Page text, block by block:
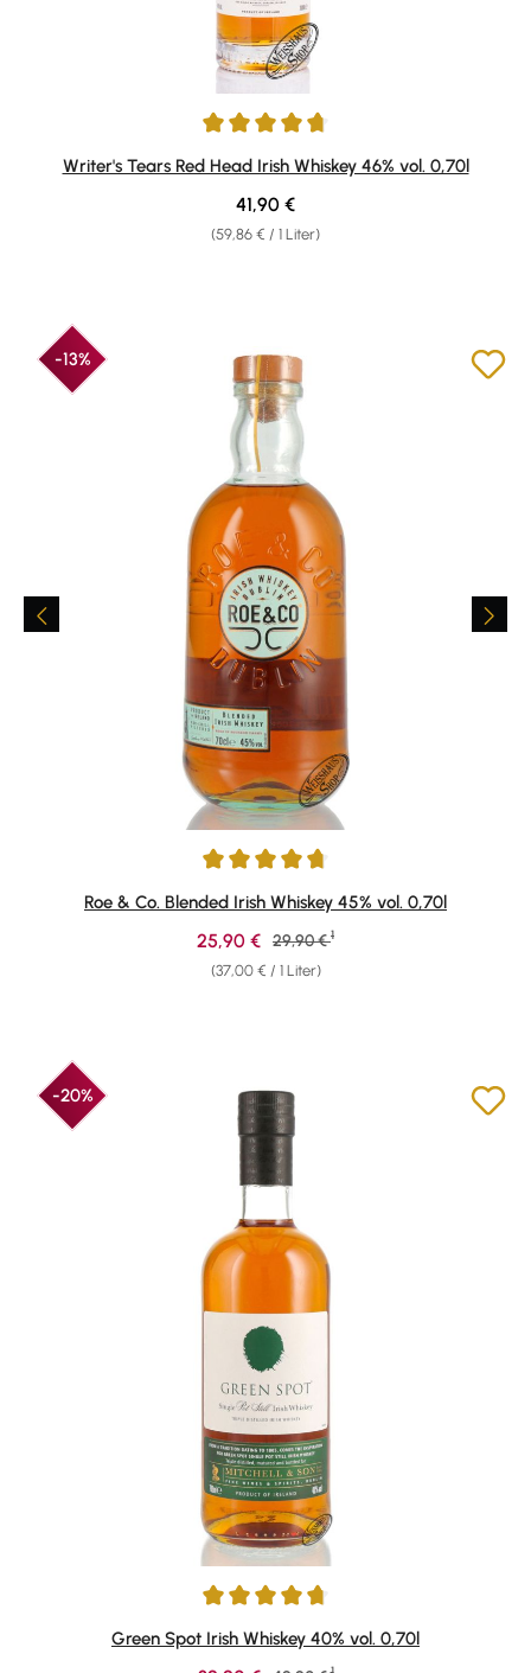
Durchschnittliche Bewertung von 4.79 von 5 Sternen
Writer's Tears Red Head Irish Whiskey 46% vol. 0,70l
(59,86 € / 1 Liter)
Regulärer Preis:
41,90 €
-13%
Durchschnittliche Bewertung von 4.86 von 5 Sternen
Roe & Co. Blended Irish Whiskey 45% vol. 0,70l
(37,00 € / 1 Liter)
Verkaufspreis:
25,90 € Regulärer Preis:
29,90 € 1
-20%
Durchschnittliche Bewertung von 4.78 von 5 Sternen
Green Spot Irish Whiskey 40% vol. 0,70l